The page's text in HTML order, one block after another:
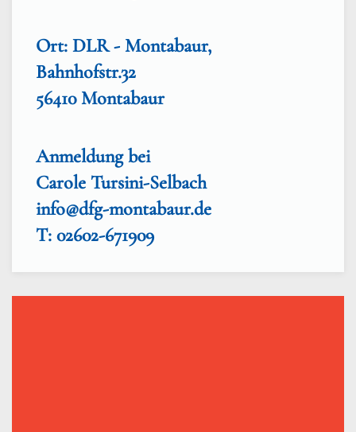
Ort: DLR - Montabaur,
Bahnhofstr.32
56410 Montabaur
Anmeldung bei
Carole Tursini-Selbach
info@dfg-montabaur.de
T: 02602-671909